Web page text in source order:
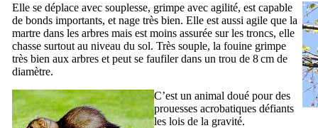
Elle se déplace avec souplesse, grimpe avec agilité, est capable
de bonds importants, et nage très bien. Elle est aussi agile que la
martre dans les arbres mais est moins assurée sur les troncs, elle
chasse surtout au niveau du sol. Très souple, la fouine grimpe
très bien aux arbres et peut se faufiler dans un trou de 8 cm de
diamètre.
C’est un animal doué pour des
prouesses acrobatiques défiants
les lois de la gravité.